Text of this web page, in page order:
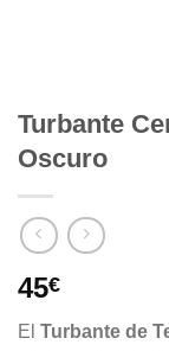
Turbante
Oscuro
45€
El Turbante de